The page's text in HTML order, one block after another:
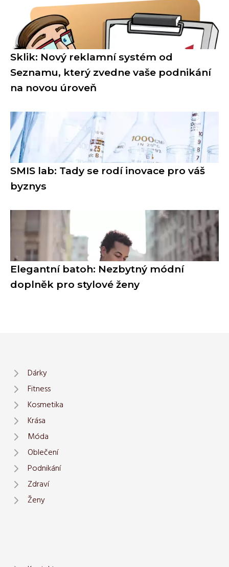
Sklik: Nový reklamní systém od
Seznamu, který zvedne vaše podnikání
na novou úroveň
SMIS lab: Tady se rodí inovace pro váš
byznys
Elegantní batoh: Nezbytný módní
doplněk pro stylové ženy
Dárky
Fitness
Kosmetika
Krása
Móda
Oblečení
Podnikání
Zdraví
Ženy